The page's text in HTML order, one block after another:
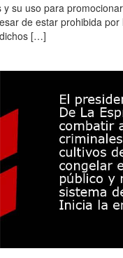
su uso para
de estar prohibida
dichos […]